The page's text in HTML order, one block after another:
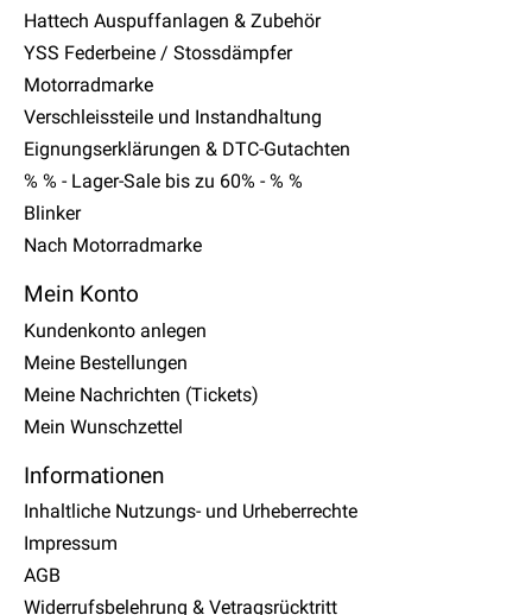
Hattech Auspuffanlagen & Zubehör
YSS Federbeine / Stossdämpfer
Motorradmarke
Verschleissteile und Instandhaltung
Eignungserklärungen & DTC-Gutachten
% % - Lager-Sale bis zu 60% - % %
Blinker
Nach Motorradmarke
Mein Konto
Kundenkonto anlegen
Meine Bestellungen
Meine Nachrichten (Tickets)
Mein Wunschzettel
Informationen
Inhaltliche Nutzungs- und Urheberrechte
Impressum
AGB
Widerrufsbelehrung & Vetragsrücktritt